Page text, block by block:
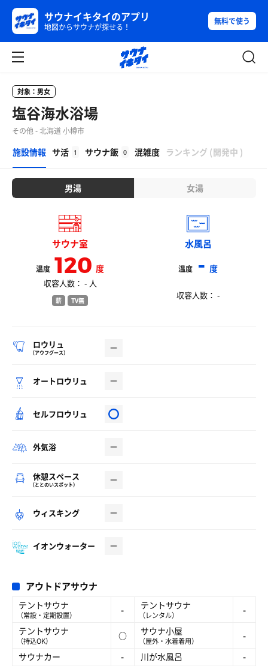
サウナイキタイのアプリ
地図からサウナが探せる！
無料で使う
対象：男女
塩谷海水浴場
その他 - 北海道 小樽市
施設情報 サ活 1 サウナ飯 0 混雑度 ランキング (開発中 )
男湯 女湯
サウナ室
温度 120度
収容人数： - 人
薪 TV無
水風呂
温度 -度
収容人数： -
ロウリュ
（アウフグース）
オートロウリュ
セルフロウリュ
外気浴
休憩スペース
（ととのいスポット）
ウィスキング
イオンウォーター
アウトドアサウナ
テントサウナ
（常設・定期設置） - テントサウナ
（レンタル）
-
テントサウナ
（持込OK） ○ サウナ小屋
（屋外・水着着用）
-
サウナカー
- 川が水風呂
-